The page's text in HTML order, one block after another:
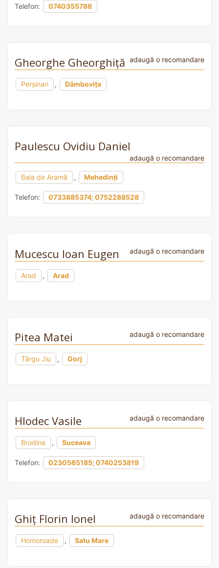
Telefon: 0740355788
Gheorghe Gheorghiță adaugă o recomandare
Perșinari , Dâmbovița
Paulescu Ovidiu Daniel
adaugă o recomandare
Baia de Aramă , Mehedinți
Telefon: 0733885374; 0752288528
Mucescu Ioan Eugen adaugă o recomandare
Arad , Arad
Pitea Matei adaugă o recomandare
Târgu Jiu , Gorj
Hlodec Vasile adaugă o recomandare
Brodina , Suceava
Telefon: 0230565185; 0740253819
Ghiț Florin Ionel adaugă o recomandare
Homoroade , Satu Mare